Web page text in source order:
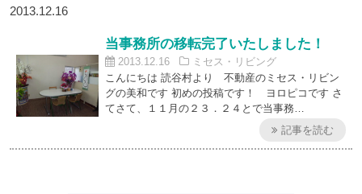
2013.12.16
当事務所の移転完了いたしました！
2013.12.16
ミセス・リビング
こんにちは 読谷村より 不動産のミセス・リビン
グの美和です 初めの投稿です！ ヨロピコです さ
てさて、１１月の２３．２４とで当事務…
記事を読む